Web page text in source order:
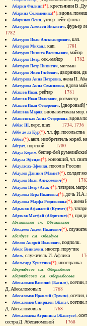
Абарин Филипп(*), крестьянин В.
Абарина Соломонида(*), вдова,
Абаринов Осип, унтер-лейт.
Абатуров Алексей Никитич, фурьер
1782
Абатуров Иван Александрович,
Абатуров Михаил, кап. 1781
Абатуров Никита Васильевич,
Абатуров Петр, сек.-майор 1782
Абатуров Петр Никитич, мичман
Абатуров Яков Глебович, дворянин,
Абатурова Анна Петровна, жена П.
Абатурова Анна Семеновна, вдова
Абашев Иван, рейтар 1781
Абашев Иван Иванович, ротмистр
Абашев Иван Федорович,
Абашева Мария, вдова мичмана
Абашевская Анна Федоровна, вдова
Аббас III, перс. шах 1734, 1736
Аббе де ла Кур(*), чл. фр.
Аббот(*), англ. изобретатель
Абграт, портной 1780
Абдул Керим, беглер-бей
Абдула Эфенди(*), конюший, чл.
Абдуласах-Эфенди, посол в
Абдулов Даниил (Мамет)(*), солдат
Абдулов Иван Алексеевич(*)
Абдулов Петр (Асак)(*), татарин,
Абдулова Вера Ивановна(*), дочь
Абдулова Марфа Родионовна(*),
Абдыков Афанасий (Кулмет)(*),
Абдяков Матфей (Абдяселет)(*),
Абезьянинов см. Обезьянинов
Абелдеев Авдей Иванович(*),
Абелдуев см. Оболдуев
Абелов Андрей Иванович,
Абелс Вениамин, иностр. поручик
Абель, служитель И. Афлика
Абельгард Христина(*),
Абернибесов см. Обернибесов
Абернибесова см. Обернибесова
Абесаломов Василий (Басиле),
Д. Абесаломовых 1768
Абесаломов Ираклий (Эрекле),
Абесаломов Спиридон (Жага),
Д. Абесаломовых 1768
Абесаломова Агрипина (Жантуте),
сестра Д. Абесаломовой 1768